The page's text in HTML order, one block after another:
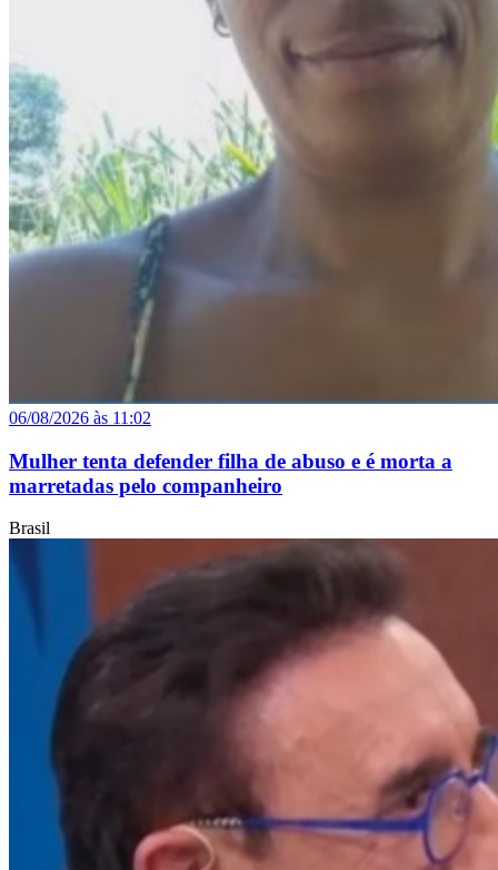
06/08/2026 às 11:02
Mulher tenta defender filha de abuso e é morta a
marretadas pelo companheiro
Brasil